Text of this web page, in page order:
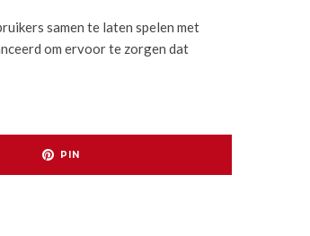
samen te laten spelen met
om ervoor te zorgen dat
PIN